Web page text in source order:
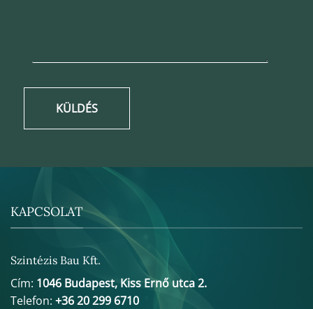
KÜLDÉS
KAPCSOLAT
Szintézis Bau Kft.
Cím: 1046 Budapest, Kiss Ernő utca 2.
Telefon: +36 20 299 6710